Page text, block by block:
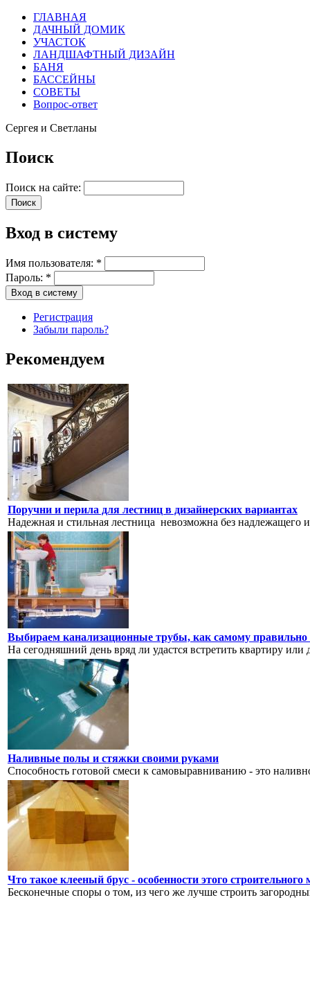
ГЛАВНАЯ
ДАЧНЫЙ ДОМИК
УЧАСТОК
ЛАНДШАФТНЫЙ ДИЗАЙН
БАНЯ
БАССЕЙНЫ
СОВЕТЫ
Вопрос-ответ
Сергея и Светланы
Поиск
Поиск на сайте:
Вход в систему
Имя пользователя: *
Пароль: *
Регистрация
Забыли пароль?
Рекомендуем
Поручни и перила для лестниц в дизайнерских вариантах
Надежная и стильная лестница невозможна без надлежащего
Выбираем канализационные трубы, как самому правильно
На сегодняшний день вряд ли удастся встретить квартиру
Наливные полы и стяжки своими руками
Способность готовой смеси к самовыравниванию - это
Что такое клееный брус - особенности этого строительного
Бесконечные споры о том, из чего же лучше строить